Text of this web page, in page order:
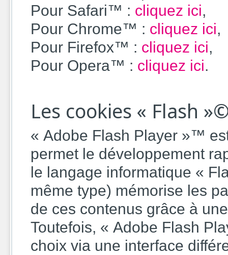
Pour Safari™ : cliquez ici,
Pour Chrome™ : cliquez ici,
Pour Firefox™ : cliquez ici,
Pour Opera™ : cliquez ici.
Les cookies « Flash
« Adobe Flash Player »™
permet le développement
le langage informatique «
même type) mémorise les
de ces contenus grâce à
Toutefois, « Adobe Flash
choix via une interface